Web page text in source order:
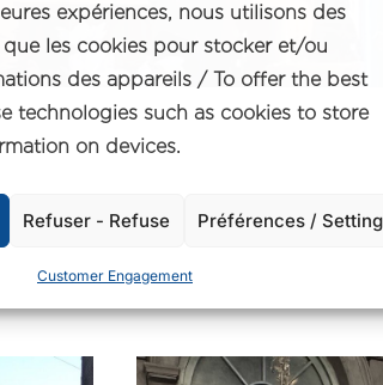
expériences, nous utilisons des
les cookies pour stocker et/ou
des appareils / To offer the best
technologies such as cookies to store
on devices.
Refuser - Refuse Préférences /
Customer Engagement